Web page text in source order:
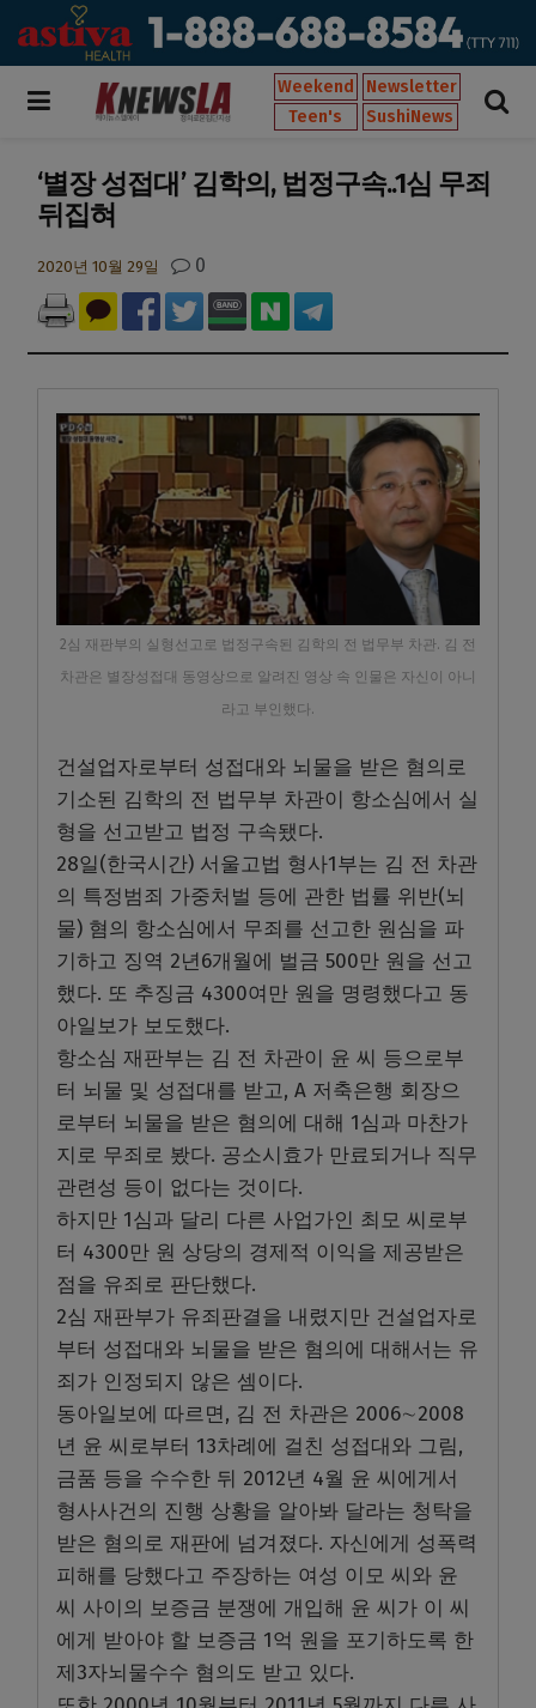
Weekend
Newsletter
Teen's
SushiNews
‘별장 성접대’ 김학의, 법정구속..1심 무죄
뒤집혀
2020년 10월 29일 0
2심 재판부의 실형선고로 법정구속된 김학의 전 법무부 차관. 김 전
차관은 별장성접대 동영상으로 알려진 영상 속 인물은 자신이 아니
라고 부인했다.
건설업자로부터 성접대와 뇌물을 받은 혐의로
기소된 김학의 전 법무부 차관이 항소심에서 실
형을 선고받고 법정 구속됐다.
28일(한국시간) 서울고법 형사1부는 김 전 차관
의 특정범죄 가중처벌 등에 관한 법률 위반(뇌
물) 혐의 항소심에서 무죄를 선고한 원심을 파
기하고 징역 2년6개월에 벌금 500만 원을 선고
했다. 또 추징금 4300여만 원을 명령했다고 동
아일보가 보도했다.
항소심 재판부는 김 전 차관이 윤 씨 등으로부
터 뇌물 및 성접대를 받고, A 저축은행 회장으
로부터 뇌물을 받은 혐의에 대해 1심과 마찬가
지로 무죄로 봤다. 공소시효가 만료되거나 직무
관련성 등이 없다는 것이다.
하지만 1심과 달리 다른 사업가인 최모 씨로부
터 4300만 원 상당의 경제적 이익을 제공받은
점을 유죄로 판단했다.
2심 재판부가 유죄판결을 내렸지만 건설업자로
부터 성접대와 뇌물을 받은 혐의에 대해서는 유
죄가 인정되지 않은 셈이다.
동아일보에 따르면, 김 전 차관은 2006∼2008
년 윤 씨로부터 13차례에 걸친 성접대와 그림,
금품 등을 수수한 뒤 2012년 4월 윤 씨에게서
형사사건의 진행 상황을 알아봐 달라는 청탁을
받은 혐의로 재판에 넘겨졌다. 자신에게 성폭력
피해를 당했다고 주장하는 여성 이모 씨와 윤
씨 사이의 보증금 분쟁에 개입해 윤 씨가 이 씨
에게 받아야 할 보증금 1억 원을 포기하도록 한
제3자뇌물수수 혐의도 받고 있다.